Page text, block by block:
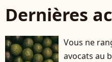
Dernières
Vous ne
avocats au